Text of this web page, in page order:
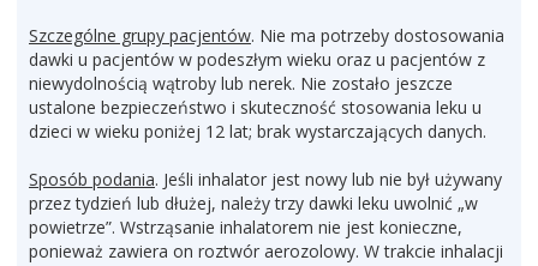
Szczególne grupy pacjentów. Nie ma potrzeby dostosowania
dawki u pacjentów w podeszłym wieku oraz u pacjentów z
niewydolnością wątroby lub nerek. Nie zostało jeszcze
ustalone bezpieczeństwo i skuteczność stosowania leku u
dzieci w wieku poniżej 12 lat; brak wystarczających danych.
Sposób podania. Jeśli inhalator jest nowy lub nie był używany
przez tydzień lub dłużej, należy trzy dawki leku uwolnić „w
powietrze”. Wstrząsanie inhalatorem nie jest konieczne,
ponieważ zawiera on roztwór aerozolowy. W trakcie inhalacji